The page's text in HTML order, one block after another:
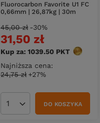
Fluorocarbon Favorite U1 FC
0,66mm | 26,87kg | 30m
31,50 zł
Kup za: 1039.50 PKT
Najniższa cena:
24,75 zł +27%
45,00 zł -30%
Ilość produktówDO KOSZYKA